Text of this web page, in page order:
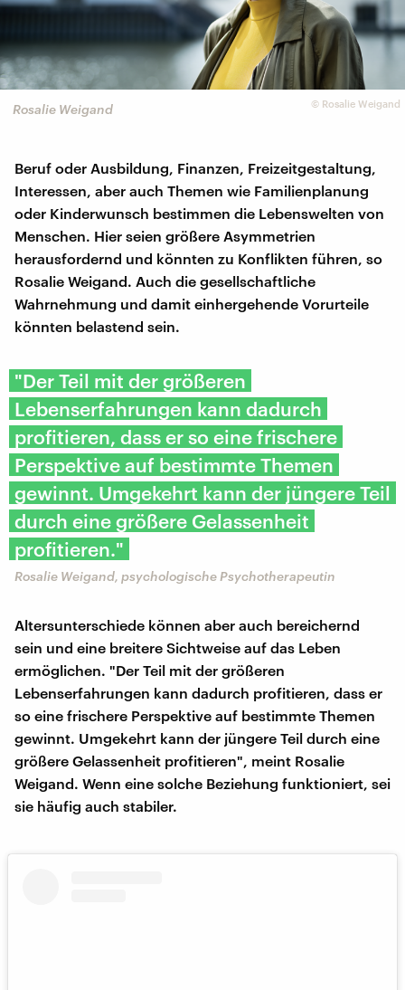
© Rosalie Weigand
Rosalie Weigand
Beruf oder Ausbildung, Finanzen, Freizeitgestaltung,
Interessen, aber auch Themen wie Familienplanung
oder Kinderwunsch bestimmen die Lebenswelten von
Menschen. Hier seien größere Asymmetrien
herausfordernd und könnten zu Konflikten führen, so
Rosalie Weigand. Auch die gesellschaftliche
Wahrnehmung und damit einhergehende Vorurteile
könnten belastend sein.
"Der Teil mit der größeren
Lebenserfahrungen kann dadurch
profitieren, dass er so eine frischere
Perspektive auf bestimmte Themen
gewinnt. Umgekehrt kann der jüngere Teil
durch eine größere Gelassenheit
profitieren."
Rosalie Weigand, psychologische Psychotherapeutin
Altersunterschiede können aber auch bereichernd
sein und eine breitere Sichtweise auf das Leben
ermöglichen. "Der Teil mit der größeren
Lebenserfahrungen kann dadurch profitieren, dass er
so eine frischere Perspektive auf bestimmte Themen
gewinnt. Umgekehrt kann der jüngere Teil durch eine
größere Gelassenheit profitieren", meint Rosalie
Weigand. Wenn eine solche Beziehung funktioniert, sei
sie häufig auch stabiler.